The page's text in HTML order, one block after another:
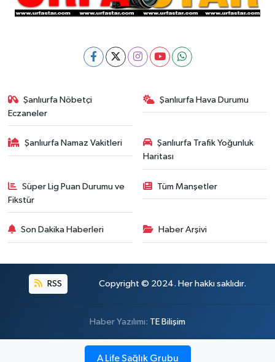
Şanlıurfa Nöbetçi
Eczaneler
Şanlıurfa Hava Durumu
Şanlıurfa Namaz Vakitleri
Şanlıurfa Trafik Yoğunluk
Haritası
Süper Lig Puan Durumu ve
Fikstür
Tüm Manşetler
Son Dakika Haberleri Haber Arşivi
RSS Copyright © 2024. Her hakkı saklıdır.
Haber Yazılımı: TE Bilişim
A Life Sağlık Grubu